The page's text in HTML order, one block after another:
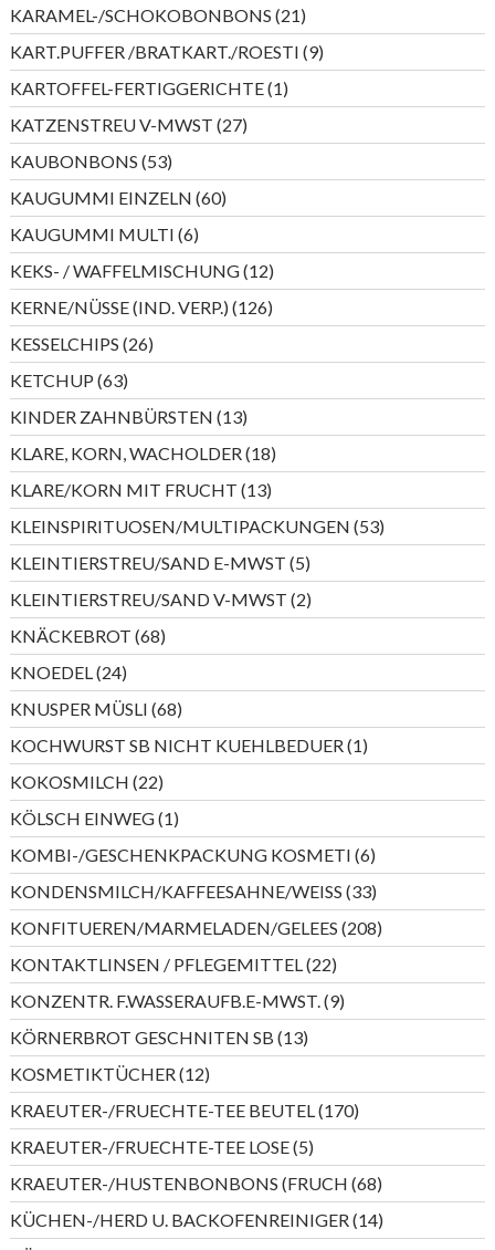
KARAMEL-/SCHOKOBONBONS 2121
Produkte
KART.PUFFER /BRATKART./ROESTI 99
Produkte
KARTOFFEL-FERTIGGERICHTE 11
Produkt
KATZENSTREU V-MWST 2727
Produkte
KAUBONBONS 5353
Produkte
KAUGUMMI EINZELN 6060
Produkte
KAUGUMMI MULTI 66
Produkte
KEKS- / WAFFELMISCHUNG 1212
Produkte
KERNE/NÜSSE (IND. VERP.) 126126
Produkte
KESSELCHIPS 2626
Produkte
KETCHUP 6363
Produkte
KINDER ZAHNBÜRSTEN 1313
Produkte
KLARE, KORN, WACHOLDER 1818
Produkte
KLARE/KORN MIT FRUCHT 1313
Produkte
KLEINSPIRITUOSEN/MULTIPACKUNGEN 5353
Produkte
KLEINTIERSTREU/SAND E-MWST 55
Produkte
KLEINTIERSTREU/SAND V-MWST 22
Produkte
KNÄCKEBROT 6868
Produkte
KNOEDEL 2424
Produkte
KNUSPER MÜSLI 6868
Produkte
KOCHWURST SB NICHT KUEHLBEDUER 11
Produkt
KOKOSMILCH 2222
Produkte
KÖLSCH EINWEG 11
Produkt
KOMBI-/GESCHENKPACKUNG KOSMETI 66
Produkte
KONDENSMILCH/KAFFEESAHNE/WEISS 3333
Produkte
KONFITUEREN/MARMELADEN/GELEES 208208
Produkte
KONTAKTLINSEN / PFLEGEMITTEL 2222
Produkte
KONZENTR. F.WASSERAUFB.E-MWST. 99
Produkte
KÖRNERBROT GESCHNITEN SB 1313
Produkte
KOSMETIKTÜCHER 1212
Produkte
KRAEUTER-/FRUECHTE-TEE BEUTEL 170170
Produkte
KRAEUTER-/FRUECHTE-TEE LOSE 55
Produkte
KRAEUTER-/HUSTENBONBONS (FRUCH 6868
Produkte
KÜCHEN-/HERD U. BACKOFENREINIGER 1414
Produkte